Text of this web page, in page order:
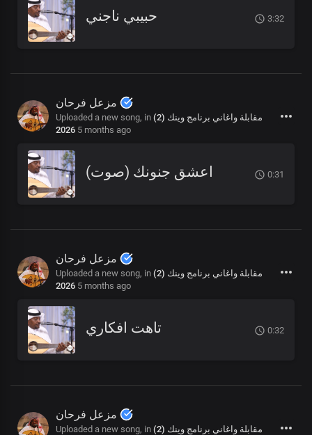
حبيبي ناجني 3:32
Uploaded a new song, in مقابلة واغاني برنامج وينك (2)
2026 5 months ago
اعشق جنونك (صوت) 0:31
Uploaded a new song, in مقابلة واغاني برنامج وينك (2)
2026 5 months ago
تاهت افكاري 0:32
Uploaded a new song, in مقابلة واغاني برنامج وينك (2)